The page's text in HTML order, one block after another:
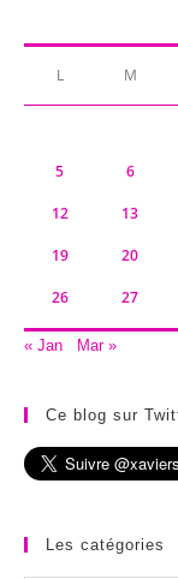
L M
5 6
12 13
19 20
26 27
« Jan Mar »
Ce blog sur
Les catégories